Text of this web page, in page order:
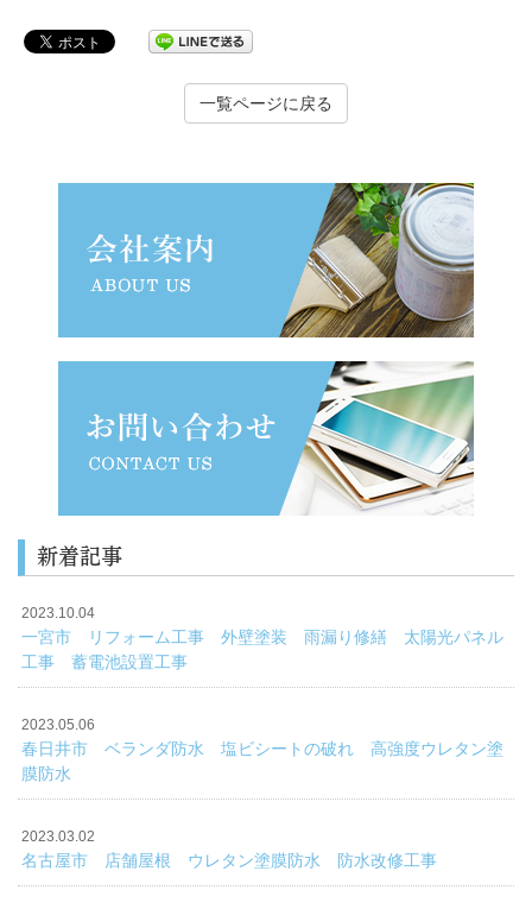
一覧ページに戻る
新着記事
2023.10.04
一宮市 リフォーム工事 外壁塗装 雨漏り修繕 太陽光パネル
工事 蓄電池設置工事
2023.05.06
春日井市 ベランダ防水 塩ビシートの破れ 高強度ウレタン塗
膜防水
2023.03.02
名古屋市 店舗屋根 ウレタン塗膜防水 防水改修工事